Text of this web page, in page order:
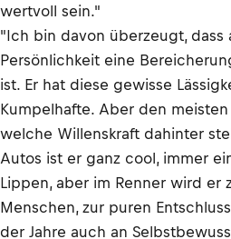
wertvoll sein."
"Ich bin davon überzeugt, dass
Persönlichkeit eine
ist. Er hat diese gewisse
Kumpelhafte. Aber den
welche Willenskraft dahinter
Autos ist er ganz cool, immer
Lippen, aber im Renner wird er
Menschen, zur puren
der Jahre auch an